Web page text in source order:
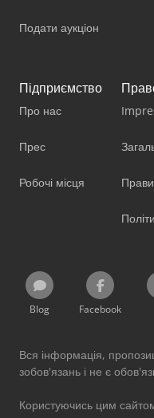
Подати аукціон
Підприємство
Про нас
Прес
Робочі місця
Blog Facebook
Вся інформація,
зобов'язань і не є
Користуючись цим